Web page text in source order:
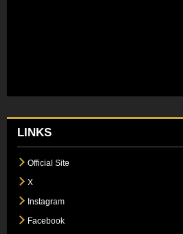
LINKS
Official Site
X
Instagram
Facebook